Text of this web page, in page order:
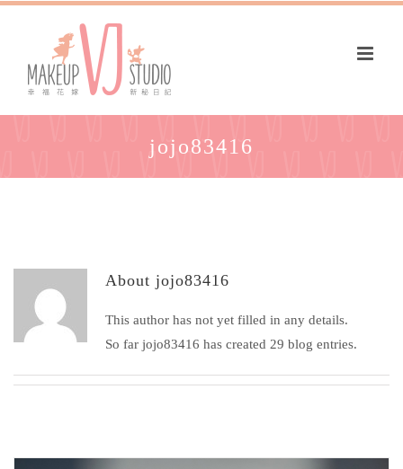
jojo83416
About jojo83416
This author has not yet filled in any details.
So far jojo83416 has created 29 blog entries.